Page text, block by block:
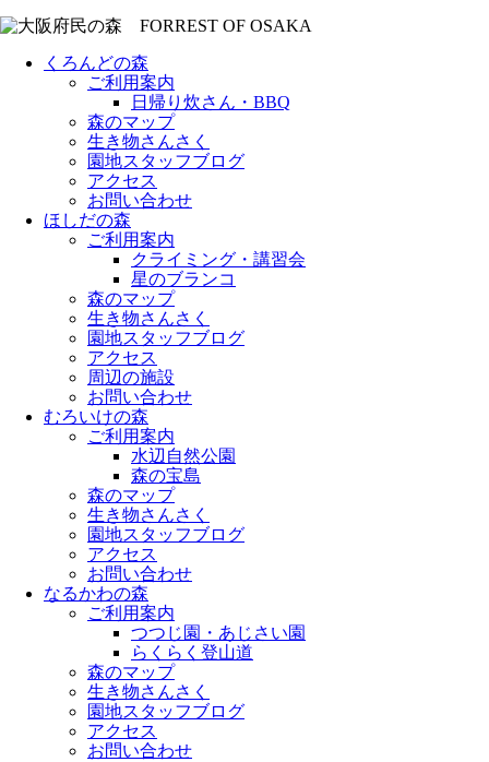
くろんどの森
ご利用案内
日帰り炊さん・BBQ
森のマップ
生き物さんさく
園地スタッフブログ
アクセス
お問い合わせ
ほしだの森
ご利用案内
クライミング・講習会
星のブランコ
森のマップ
生き物さんさく
園地スタッフブログ
アクセス
周辺の施設
お問い合わせ
むろいけの森
ご利用案内
水辺自然公園
森の宝島
森のマップ
生き物さんさく
園地スタッフブログ
アクセス
お問い合わせ
なるかわの森
ご利用案内
つつじ園・あじさい園
らくらく登山道
森のマップ
生き物さんさく
園地スタッフブログ
アクセス
お問い合わせ